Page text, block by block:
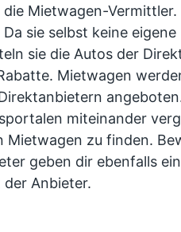
Mietwagen-Vermittler.
sie selbst keine
sie die Autos der
Mietwagen
miteinander
Mietwagen zu finden.
geben dir ebenfalls
der Anbieter.